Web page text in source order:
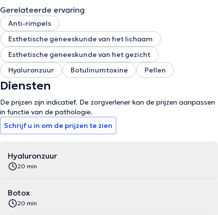
Gerelateerde ervaring
Anti-rimpels
Esthetische geneeskunde van het lichaam
Esthetische geneeskunde van het gezicht
Hyaluronzuur
Botulinumtoxine Pellen
Diensten
De prijzen zijn indicatief. De zorgverlener kan de prijzen aanpassen
in functie van de pathologie.
Schrijf u in om de prijzen te zien
Hyaluronzuur
20 min
Botox
20 min